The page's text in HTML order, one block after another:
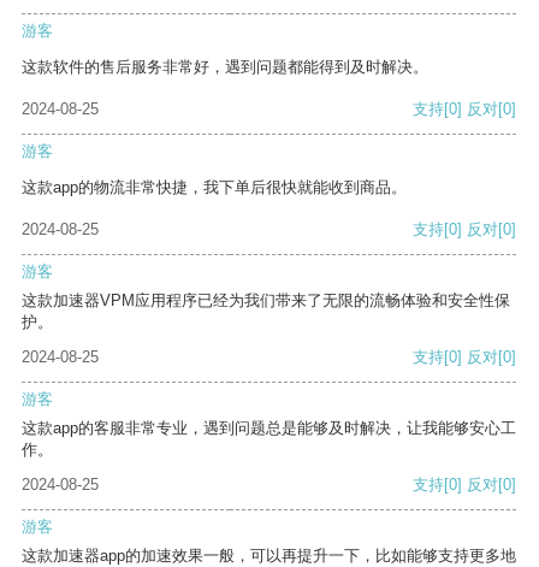
游客
这款软件的售后服务非常好，遇到问题都能得到及时解决。
2024-08-25 支持[0] 反对[0]
游客
这款app的物流非常快捷，我下单后很快就能收到商品。
2024-08-25 支持[0] 反对[0]
游客
这款加速器VPM应用程序已经为我们带来了无限的流畅体验和安全性保
护。
2024-08-25
支持[0] 反对[0]
游客
这款app的客服非常专业，遇到问题总是能够及时解决，让我能够安心工
作。
2024-08-25
支持[0] 反对[0]
游客
这款加速器app的加速效果一般，可以再提升一下，比如能够支持更多地